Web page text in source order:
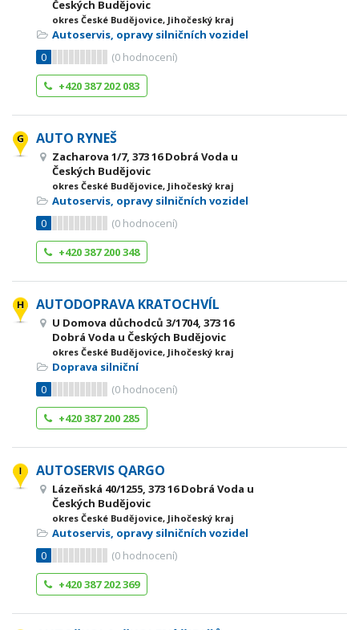
Českých Budějovic
okres České Budějovice, Jihočeský kraj
Autoservis, opravy silničních vozidel
0
(0 hodnocení)
+420 387 202 083
AUTO RYNEŠ
Zacharova 1/7, 373 16 Dobrá Voda u
Českých Budějovic
okres České Budějovice, Jihočeský kraj
Autoservis, opravy silničních vozidel
0
(0 hodnocení)
+420 387 200 348
AUTODOPRAVA KRATOCHVÍL
U Domova důchodců 3/1704, 373 16
Dobrá Voda u Českých Budějovic
okres České Budějovice, Jihočeský kraj
Doprava silniční
0
(0 hodnocení)
+420 387 200 285
AUTOSERVIS QARGO
Lázeňská 40/1255, 373 16 Dobrá Voda u
Českých Budějovic
okres České Budějovice, Jihočeský kraj
Autoservis, opravy silničních vozidel
0
(0 hodnocení)
+420 387 202 369